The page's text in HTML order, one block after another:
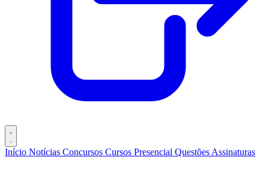
Início Notícias Concursos Cursos Presencial Questões Assinaturas